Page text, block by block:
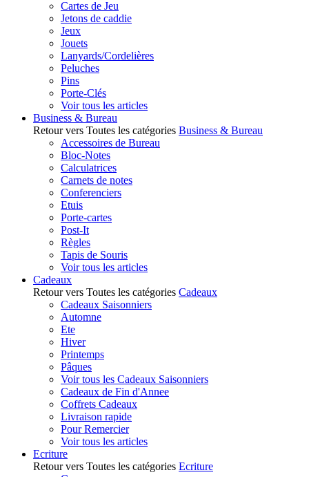
Cartes de Jeu
Jetons de caddie
Jeux
Jouets
Lanyards/Cordelières
Peluches
Pins
Porte-Clés
Voir tous les articles
Business & Bureau
Retour vers Toutes les catégories Business & Bureau
Accessoires de Bureau
Bloc-Notes
Calculatrices
Carnets de notes
Conferenciers
Etuis
Porte-cartes
Post-It
Règles
Tapis de Souris
Voir tous les articles
Cadeaux
Retour vers Toutes les catégories Cadeaux
Cadeaux Saisonniers
Automne
Ete
Hiver
Printemps
Pâques
Voir tous les Cadeaux Saisonniers
Cadeaux de Fin d'Annee
Coffrets Cadeaux
Livraison rapide
Pour Remercier
Voir tous les articles
Ecriture
Retour vers Toutes les catégories Ecriture